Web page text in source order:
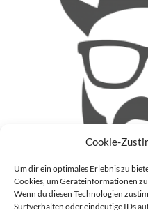
Cookie-
Um dir ein optimales Erlebnis zu
Cookies, um Geräteinformationen
Wenn du diesen Technologien
Surfverhalten oder eindeutige IDs